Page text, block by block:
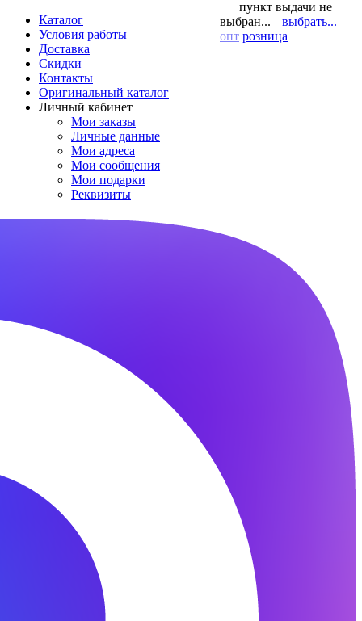
Каталог
Условия работы
Доставка
Скидки
Контакты
Оригинальный каталог
Личный кабинет
Мои заказы
Личные данные
Мои адреса
Мои сообщения
Мои подарки
Реквизиты
пункт выдачи не
выбран...
выбрать...
опт розница